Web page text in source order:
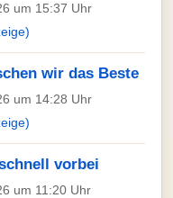
um 15:37 Uhr
wir das Beste
um 14:28 Uhr
vorbei
um 11:20 Uhr